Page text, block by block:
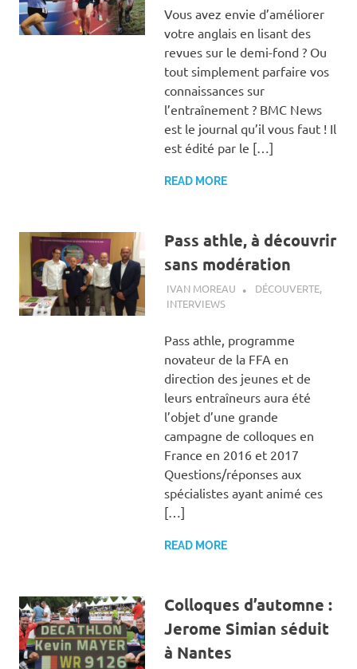
Vous avez envie d’améliorer
votre anglais en lisant des
revues sur le demi-fond ? Ou
tout simplement parfaire vos
connaissances sur
l’entraînement ? BMC News
est le journal qu’il vous faut ! Il
est édité par le […]
READ MORE
Pass athle, à découvrir
sans modération
11 DÉCEMBRE 2018
IVAN MOREAU DÉCOUVERTE,
INTERVIEWS
Pass athle, programme
novateur de la FFA en
direction des jeunes et de
leurs entraîneurs aura été
l’objet d’une grande
campagne de colloques en
France en 2016 et 2017
Questions/réponses aux
spécialistes ayant animé ces
[…]
READ MORE
Colloques d’automne :
Jerome Simian séduit
à Nantes